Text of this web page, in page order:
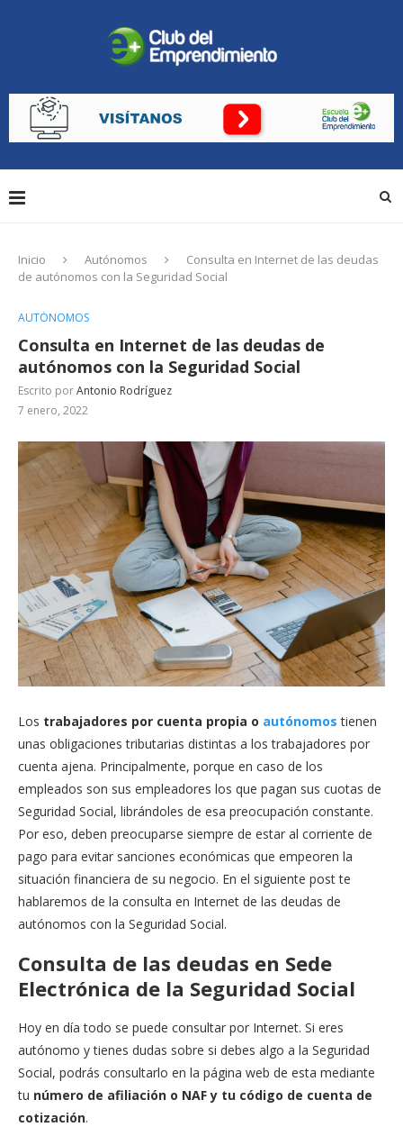
Inicio Autónomos
Consulta en Internet de las deudas
de autónomos con la Seguridad Social
AUTÓNOMOS
Consulta en Internet de las deudas de
autónomos con la Seguridad Social
Escrito porAntonio Rodríguez
7 enero, 2022
Los trabajadores por cuenta propia o autónomos tienen
unas obligaciones tributarias distintas a los trabajadores por
cuenta ajena. Principalmente, porque en caso de los
empleados son sus empleadores los que pagan sus cuotas de
Seguridad Social, librándoles de esa preocupación constante.
Por eso, deben preocuparse siempre de estar al corriente de
pago para evitar sanciones económicas que empeoren la
situación financiera de su negocio. En el siguiente post te
hablaremos de la consulta en Internet de las deudas de
autónomos con la Seguridad Social.
Consulta de las deudas en Sede
Electrónica de la Seguridad Social
Hoy en día todo se puede consultar por Internet. Si eres
autónomo y tienes dudas sobre si debes algo a la Seguridad
Social, podrás consultarlo en la página web de esta mediante
tu número de afiliación o NAF y tu código de cuenta de
cotización.